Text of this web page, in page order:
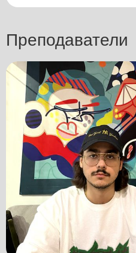
Преподаватели